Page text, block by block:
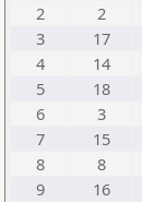
2
2
3
17
4
14
5
18
6
3
7
15
8
8
9
16